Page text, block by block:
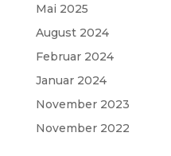
Mai 2025
August 2024
Februar 2024
Januar 2024
November 2023
November 2022